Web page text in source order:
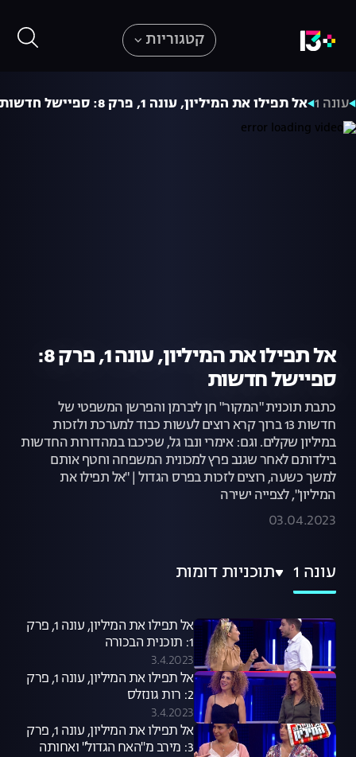
קטגוריות
עונה 1 אל תפילו את המיליון, עונה 1, פרק 8: ספיישל חדשות
אל תפילו את המיליון, עונה 1, פרק 8:
ספיישל חדשות
כתבת תוכנית "המקור" חן ליברמן והפרשן המשפטי של
חדשות 13 ברוך קרא רוצים לעשות כבוד למערכת ולזכות
במיליון שקלים. וגם: אימרי ונבו גל, שכיכבו במהדורות החדשות
בילדותם לאחר שגנב פרץ למכונית המשפחה וחטף אותם
למשך כשעה, רוצים לזכות בפרס הגדול | "אל תפילו את
המיליון", לצפייה ישירה
03.04.2023
עונה 1 תוכניות דומות
אל תפילו את המיליון, עונה 1, פרק
1: תוכנית הבכורה
3.4.2023
אל תפילו את המיליון, עונה 1, פרק
2: רות גונזלס
3.4.2023
אל תפילו את המיליון, עונה 1, פרק
3: מירב מ"האח הגדול" ואחותה